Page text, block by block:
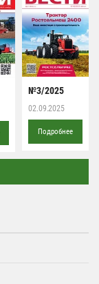
№3/2025
02.09.2025
Подробнее